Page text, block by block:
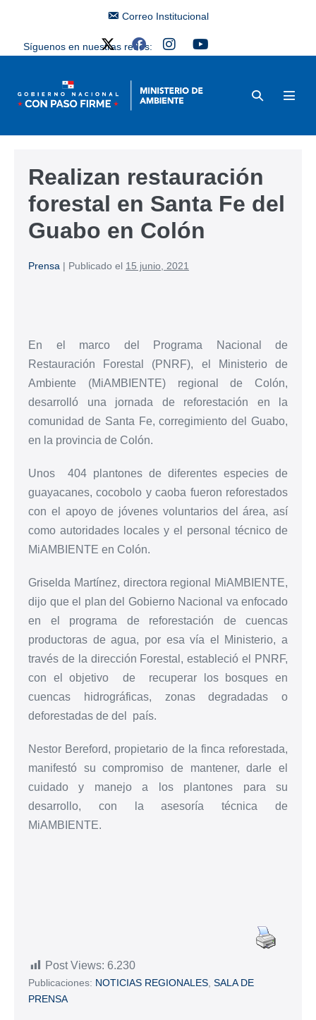
Correo Institucional
Síguenos en nuestras redes:
Realizan restauración
forestal en Santa Fe del
Guabo en Colón
Prensa | Publicado el 15 junio, 2021
En el marco del Programa Nacional de
Restauración Forestal (PNRF), el Ministerio de
Ambiente (MiAMBIENTE) regional de Colón,
desarrolló una jornada de reforestación en la
comunidad de Santa Fe, corregimiento del Guabo,
en la provincia de Colón.
Unos 404 plantones de diferentes especies de
guayacanes, cocobolo y caoba fueron reforestados
con el apoyo de jóvenes voluntarios del área, así
como autoridades locales y el personal técnico de
MiAMBIENTE en Colón.
Griselda Martínez, directora regional MiAMBIENTE,
dijo que el plan del Gobierno Nacional va enfocado
en el programa de reforestación de cuencas
productoras de agua, por esa vía el Ministerio, a
través de la dirección Forestal, estableció el PNRF,
con el objetivo de recuperar los bosques en
cuencas hidrográficas, zonas degradadas o
deforestadas de del país.
Nestor Bereford, propietario de la finca reforestada,
manifestó su compromiso de mantener, darle el
cuidado y manejo a los plantones para su
desarrollo, con la asesoría técnica de
MiAMBIENTE.
Post Views: 6.230
Publicaciones: NOTICIAS REGIONALES SALA DE
PRENSA